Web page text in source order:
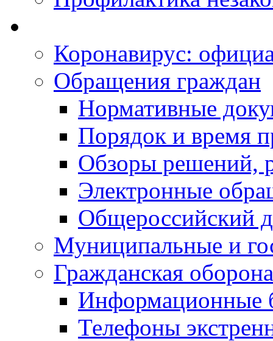
Коронавирус:
Обращения граждан
Нормативные
Порядок и время
Обзоры решений,
Электронные
Общероссийский
Муниципальные и
Гражданская
Информационные
Телефоны